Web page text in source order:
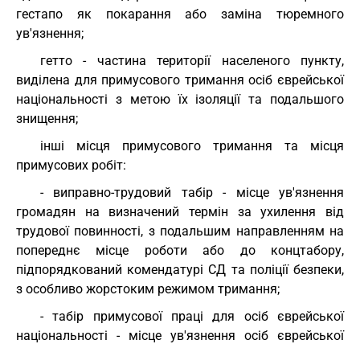
гестапо як покарання або заміна тюремного
ув'язнення;
гетто - частина території населеного пункту,
виділена для примусового тримання осіб єврейської
національності з метою їх ізоляції та подальшого
знищення;
інші місця примусового тримання та місця
примусових робіт:
- виправно-трудовий табір - місце ув'язнення
громадян на визначений термін за ухилення від
трудової повинності, з подальшим направленням на
попереднє місце роботи або до концтабору,
підпорядкований комендатурі СД та поліції безпеки,
з особливо жорстоким режимом тримання;
- табір примусової праці для осіб єврейської
національності - місце ув'язнення осіб єврейської